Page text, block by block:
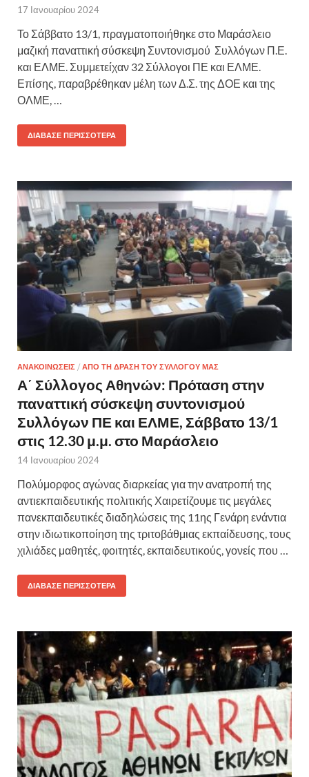
17 Ιανουαρίου 2024
Το Σάββατο 13/1, πραγματοποιήθηκε στο Μαράσλειο
μαζική παναττική σύσκεψη Συντονισμού Συλλόγων Π.Ε.
και ΕΛΜΕ. Συμμετείχαν 32 Σύλλογοι ΠΕ και ΕΛΜΕ.
Επίσης, παραβρέθηκαν μέλη των Δ.Σ. της ΔΟΕ και της
ΟΛΜΕ, …
ΔΙΆΒΑΣΕ ΠΕΡΙΣΣΌΤΕΡΑ
ΑΝΑΚΟΙΝΩΣΕΙΣ / ΑΠΟ ΤΗ ΔΡΑΣΗ ΤΟΥ ΣΥΛΛΟΓΟΥ ΜΑΣ
Α΄ Σύλλογος Αθηνών: Πρόταση στην
παναττική σύσκεψη συντονισμού
Συλλόγων ΠΕ και ΕΛΜΕ, Σάββατο 13/1
στις 12.30 μ.μ. στο Μαράσλειο
14 Ιανουαρίου 2024
Πολύμορφος αγώνας διαρκείας για την ανατροπή της
αντιεκπαιδευτικής πολιτικής Χαιρετίζουμε τις μεγάλες
πανεκπαιδευτικές διαδηλώσεις της 11ης Γενάρη ενάντια
στην ιδιωτικοποίηση της τριτοβάθμιας εκπαίδευσης, τους
χιλιάδες μαθητές, φοιτητές, εκπαιδευτικούς, γονείς που …
ΔΙΆΒΑΣΕ ΠΕΡΙΣΣΌΤΕΡΑ